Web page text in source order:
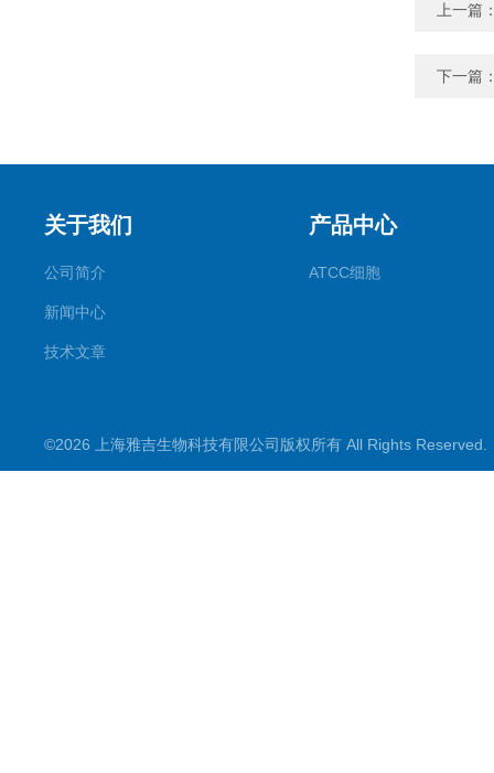
上一篇
下一篇
关于我们
公司简介
新闻中心
技术文章
产品中心
ATCC细胞
©2026 上海雅吉生物科技有限公司版权所有 All Rights